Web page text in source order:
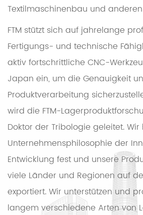
Textilmaschinenbau und
FTM stützt sich auf jahrelange
Fertigungs- und technische
aktiv fortschrittliche CNC-
Japan ein, um die Genauigkeit
Produktverarbeitung
wird die FTM-
Doktor der Tribologie geleitet.
Unternehmensphilosophie der
Entwicklung fest und unsere
viele Länder und Regionen auf
exportiert. Wir unterstützen und
langem verschiedene Arten von